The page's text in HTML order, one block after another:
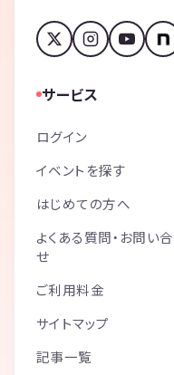
サービス
ログイン
イベントを探す
はじめての方へ
よくある質問・お問い
せ
ご利用料金
サイトマップ
記事一覧